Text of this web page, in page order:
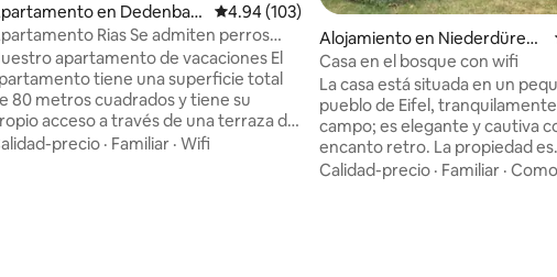
4.83 de 5, 133 reseñas
en Dedenbac
Calificación promedio: 4.94 de 5, 103 reseñas
4.94 (103)
Rias Se admiten perros
acuerdo
apartamento de vacaciones El
tiene una superficie total
80 metros cuadrados y tiene su
acceso a través de una terraza de
metros cuadrados (accesible por el
precio · Familiar · Wifi
Alojamiento en Niederdürenb
ach
Casa en el bosque con wifi
La casa está situada en un
pueblo de Eifel,
campo; es elegante y cautiva
encanto retro. La propiedad es
espaciosa, ideal para niños y
Calidad-precio · Familiar ·